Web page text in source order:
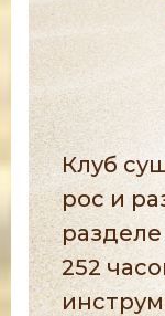
Клуб
рос и
252